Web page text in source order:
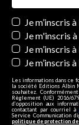
Newsletters
Je m’inscris
Je m'inscris
Je m’inscris
Je m’inscris
Les informations dans
la société Editions Albin
souhaitez.
Règlement (UE) 2016/
d’opposition aux
contactant par courriel à
Service Communication
politique de protection de